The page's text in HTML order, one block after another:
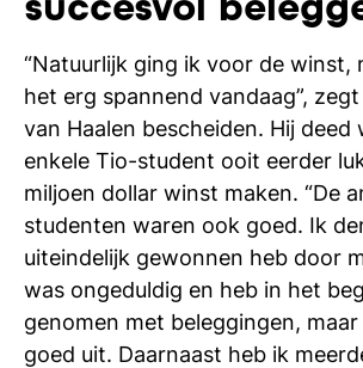
succesvol
“Natuurlijk ging ik voor de winst,
het erg spannend vandaag”,
van Haalen bescheiden. Hij deed
enkele Tio-student ooit eerder
miljoen dollar winst maken. “De
studenten waren ook goed. Ik
uiteindelijk gewonnen heb door
was ongeduldig en heb in het
genomen met beleggingen,
goed uit. Daarnaast heb ik